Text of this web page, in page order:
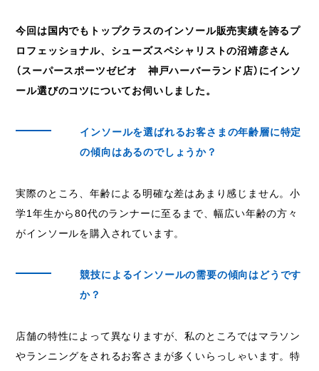
今回は国内でもトップクラスのインソール販売実績を誇るプ
ロフェッショナル、シューズスペシャリストの沼靖彦さん
（スーパースポーツゼビオ 神戸ハーバーランド店）にインソ
ール選びのコツについてお伺いしました。
インソールを選ばれるお客さまの年齢層に特定
の傾向はあるのでしょうか？
実際のところ、年齢による明確な差はあまり感じません。小
学1年生から80代のランナーに至るまで、幅広い年齢の方々
がインソールを購入されています。
競技によるインソールの需要の傾向はどうです
か？
店舗の特性によって異なりますが、私のところではマラソン
やランニングをされるお客さまが多くいらっしゃいます。特